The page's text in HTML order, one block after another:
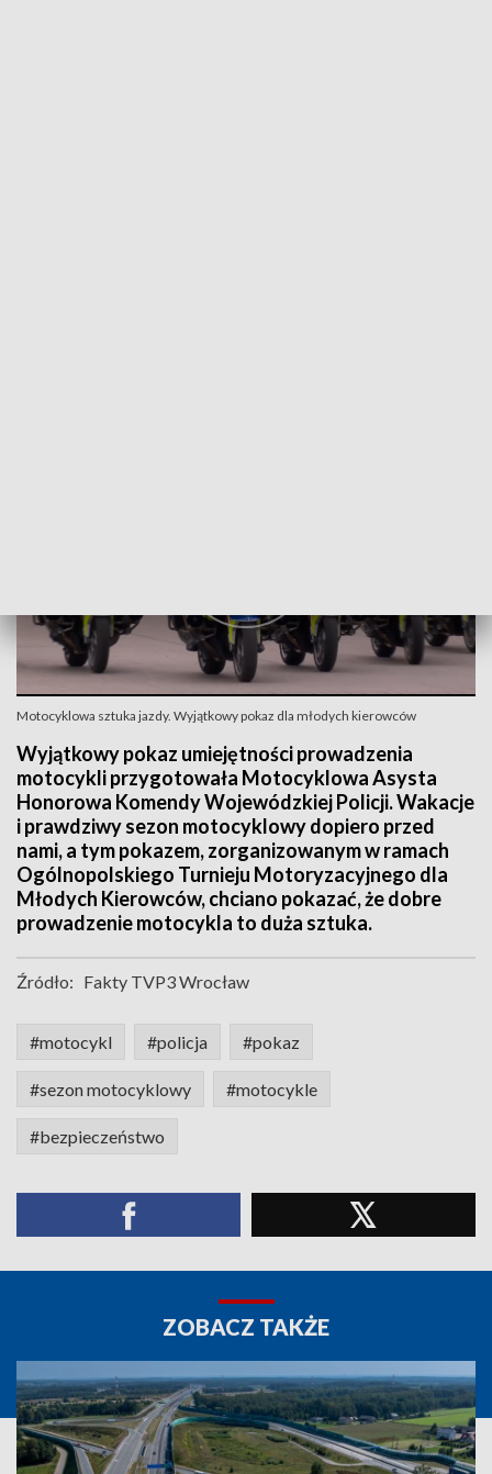
Motocyklowa sztuka jazdy. Wyjątkowy pokaz dla młodych kierowców
Wyjątkowy pokaz umiejętności prowadzenia
motocykli przygotowała Motocyklowa Asysta
Honorowa Komendy Wojewódzkiej Policji. Wakacje
i prawdziwy sezon motocyklowy dopiero przed
nami, a tym pokazem, zorganizowanym w ramach
Ogólnopolskiego Turnieju Motoryzacyjnego dla
Młodych Kierowców, chciano pokazać, że dobre
prowadzenie motocykla to duża sztuka.
Źródło: Fakty TVP3 Wrocław
#motocykl #policja #pokaz
#sezon motocyklowy #motocykle
#bezpieczeństwo
ZOBACZ TAKŻE